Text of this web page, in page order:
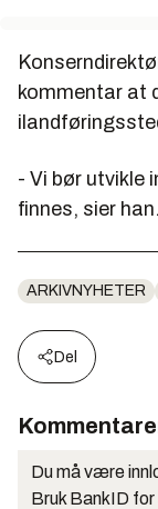
kommentar at
- Vi bør utvikle
finnes, sier han.
ARKIVNYHETER
Del
Du må være
Bruk BankID